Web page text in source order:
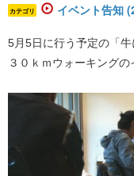
カテゴリ イベント告知
5月5日に行う予定の「
３０ｋｍウォーキングの